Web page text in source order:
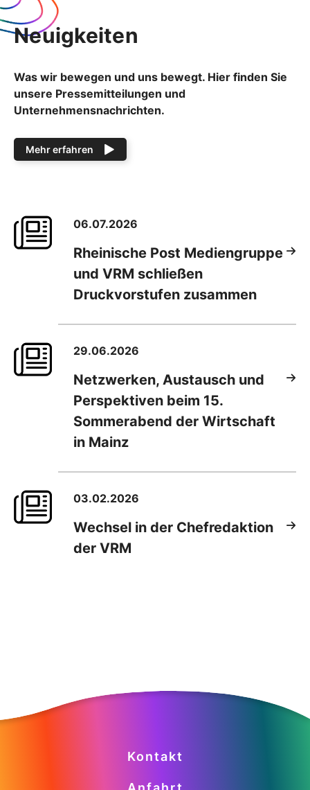
Neuigkeiten
Was wir bewegen und uns bewegt. Hier finden Sie
unsere Pressemitteilungen und
Unternehmensnachrichten.
Mehr erfahren
06.07.2026
Rheinische Post Mediengruppe
und VRM schließen
Druckvorstufen zusammen
29.06.2026
Netzwerken, Austausch und
Perspektiven beim 15.
Sommerabend der Wirtschaft
in Mainz
03.02.2026
Wechsel in der Chefredaktion
der VRM
Kontakt